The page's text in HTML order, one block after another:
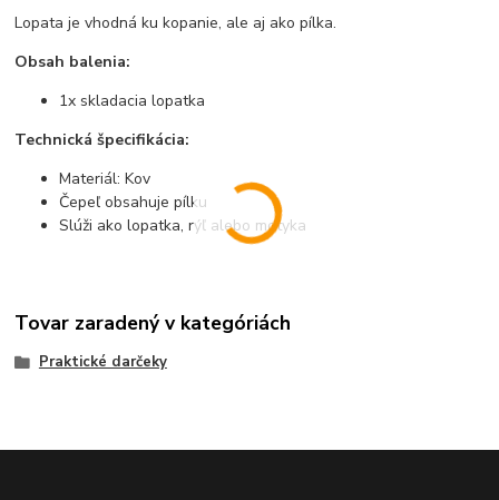
Lopata je vhodná ku kopanie, ale aj ako pílka.
Obsah balenia:
1x skladacia lopatka
Technická špecifikácia:
Materiál: Kov
Čepeľ obsahuje pílku
Slúži ako lopatka, rýľ alebo motyka
Tovar zaradený v kategóriách
Praktické darčeky